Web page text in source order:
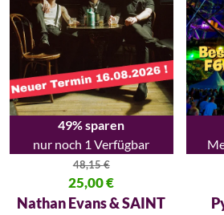
49% sparen
nur noch 1 Verfügbar
48,15€
Ursprünglicher Preis war: 48,15 €
25,00€
Aktueller Preis ist: 25,00 €.
Nathan Evans & SAINT